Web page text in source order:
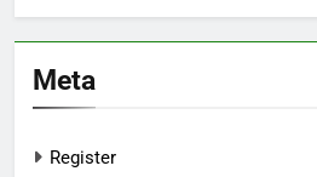
Meta
Register